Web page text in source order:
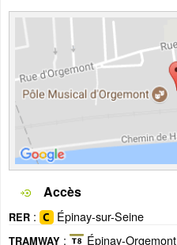
Accès
RER : Épinay-sur-Seine
TRAMWAY : Épinay-Orgemont